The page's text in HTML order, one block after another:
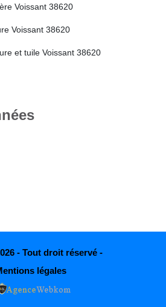
Voissant 38620
Voissant 38620
et tuile Voissant 38620
- Tout droit réservé -
légales